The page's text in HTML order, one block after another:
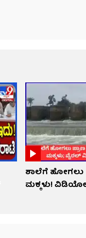
ಶಾಲೆಗೆ ಹೋಗಲು
ಮಕ್ಕಳು!